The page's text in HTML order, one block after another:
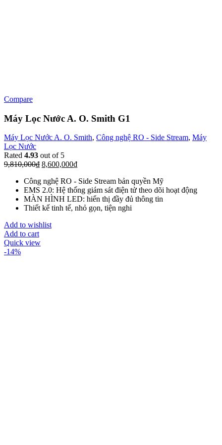
Compare
Máy Lọc Nước A. O. Smith G1
Máy Lọc Nước A. O. Smith, Công nghệ RO - Side Stream, Máy
Lọc Nước
Rated 4.93 out of 5
9,810,000₫ 8,600,000₫
Công nghệ RO - Side Stream bản quyền Mỹ
EMS 2.0: Hệ thống giám sát điện tử theo dõi hoạt động
MÀN HÌNH LED: hiển thị đầy đủ thông tin
Thiết kế tinh tế, nhỏ gọn, tiện nghi
Add to wishlist
Add to cart
Quick view
-14%